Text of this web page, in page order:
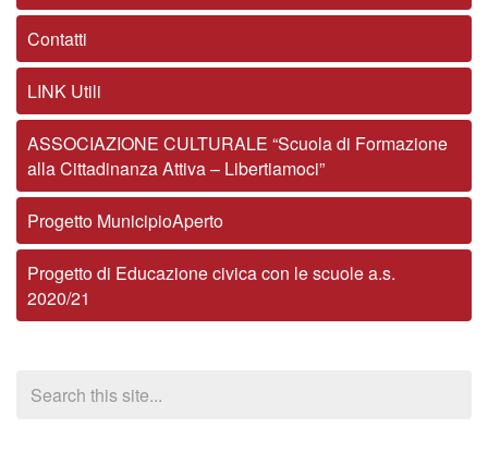
Contatti
LINK Utili
ASSOCIAZIONE CULTURALE “Scuola di Formazione
alla Cittadinanza Attiva – Libertiamoci”
Progetto MunicipioAperto
Progetto di Educazione civica con le scuole a.s.
2020/21